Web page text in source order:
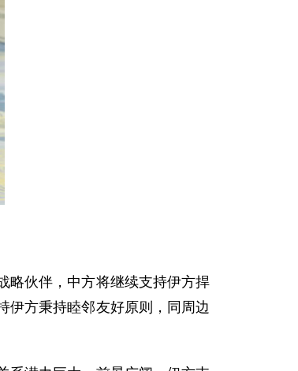
略伙伴，中方将继续支持伊方捍
伊方秉持睦邻友好原则，同周边